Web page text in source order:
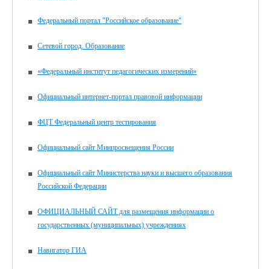
Федеральный портал "Российское образование"
Сетевой город. Образование
«Федеральный институт педагогических измерений»
Официальный интернет-портал правовой информации
ФЦТ Федеральный центр тестирования
Официальный сайт Минпросвещения России
Официальный сайт Министерства науки и высшего образования
Российской Федерации
ОФИЦИАЛЬНЫЙ САЙТ для размещения информации о
государственных (муниципальных) учреждениях
Навигатор ГИА